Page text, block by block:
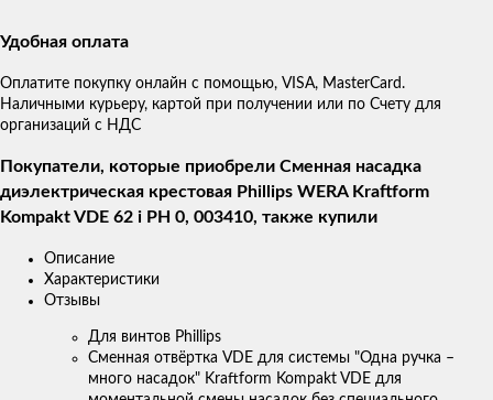
Удобная оплата
Оплатите покупку онлайн с помощью, VISA, MasterCard.
Наличными курьеру, картой при получении или по Счету для
организаций с НДС
Покупатели, которые приобрели Сменная насадка
диэлектрическая крестовая Phillips WERA Kraftform
Kompakt VDE 62 i PH 0, 003410, также купили
Описание
Характеристики
Отзывы
Для винтов Phillips
Сменная отвёртка VDE для системы "Одна ручка –
много насадок" Kraftform Kompakt VDE для